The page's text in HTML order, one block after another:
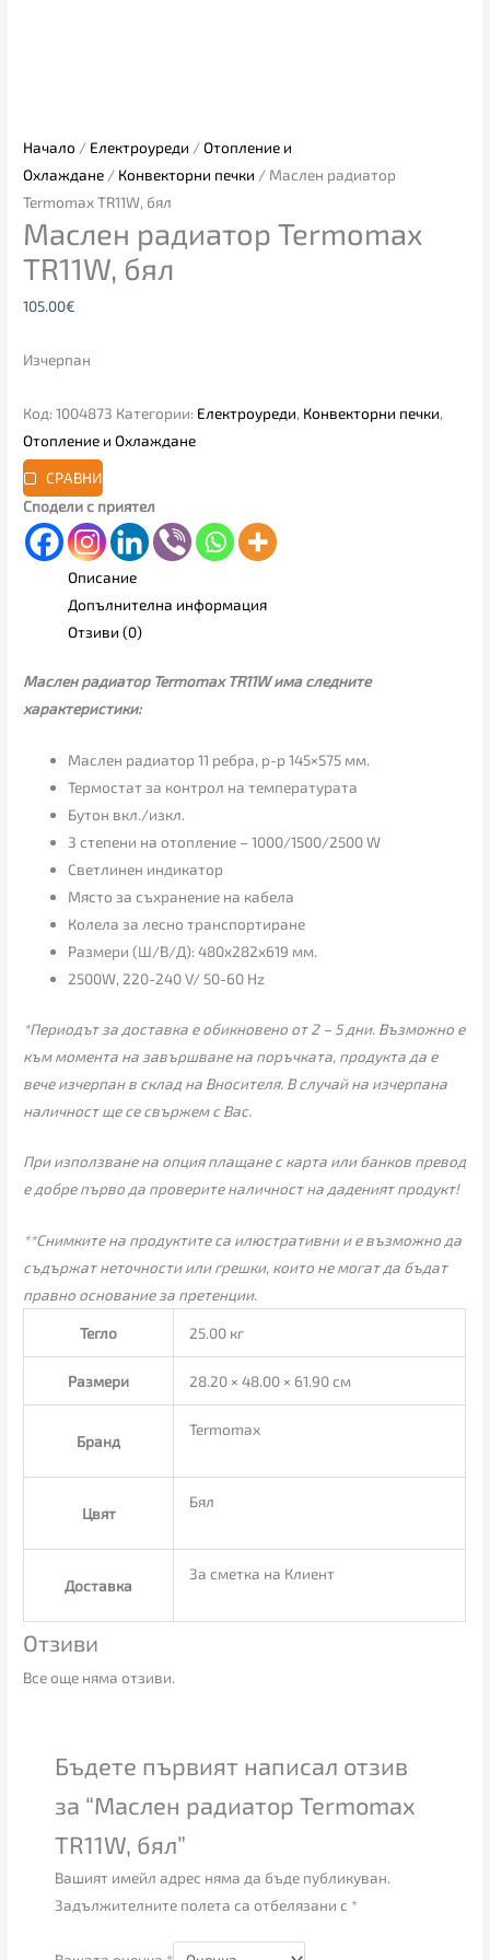
Начало / Електроуреди /Отопление и
Охлаждане / Конвекторни печки / Маслен радиатор
Termomax TR11W, бял
Маслен радиатор Termomax
TR11W, бял
105.00€
Изчерпан
Код:1004873 Категории: Електроуреди, Конвекторни печки,
Отопление и Охлаждане
СРАВНИ
Сподели с приятел
Описание
Допълнителна информация
Отзиви (0)
Маслен радиатор Termomax TR11W има следните
характеристики:
Маслен радиатор 11 ребра, р-р 145×575 мм.
Термостат за контрол на температурата
Бутон вкл./изкл.
3 степени на отопление – 1000/1500/2500 W
Светлинен индикатор
Място за съхранение на кабела
Колела за лесно транспортиране
Размери (Ш/В/Д): 480х282х619 мм.
2500W, 220-240 V/ 50-60 Hz
*Периодът за доставка е обикновено от 2 – 5 дни. Възможно е
към момента на завършване на поръчката, продукта да е
вече изчерпан в склад на Вносителя. В случай на изчерпана
наличност ще се свържем с Вас.
При използване на опция плащане с карта или банков превод
е добре първо да проверите наличност на даденият продукт!
**Снимките на продуктите са илюстративни и е възможно да
съдържат неточности или грешки, които не могат да бъдат
правно основание за претенции.
Тегло 25.00 кг
Размери 28.20 × 48.00 × 61.90 см
Бранд
Termomax
Цвят
Бял
Доставка
За сметка на Клиент
Отзиви
Все още няма отзиви.
Бъдете първият написал отзив
за “Маслен радиатор Termomax
TR11W, бял”
Вашият имейл адрес няма да бъде публикуван.
Задължителните полета са отбелязани с *